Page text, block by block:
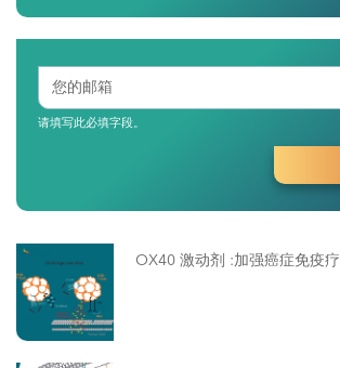
请填写此必填字段。
OX40 激动剂 :加强癌症免疫